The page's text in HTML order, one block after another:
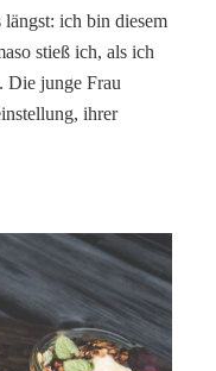
ich bin diesem
stieß ich, als ich
Die junge Frau
ihrer